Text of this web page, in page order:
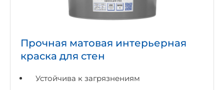
Прочная матовая интерьерная
краска для стен
Устойчива к загрязнениям